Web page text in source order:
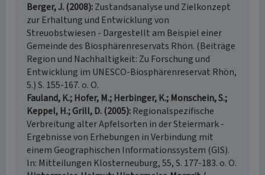
Berger, J. (2008) Zustandsanalyse und Zielkonzept
zur Erhaltung und Entwicklung von
Streuobstwiesen - Dargestellt am Beispiel einer
Gemeinde des Biosphärenreservats Rhön. (Beiträge
Region und Nachhaltigkeit: Zu Forschung und
Entwicklung im UNESCO-Biosphärenreservat Rhön,
5.) S. 155-167. o. O.
Fauland, K.; Hofer, M.; Herbinger, K.; Monschein, S.;
Keppel, H.; Grill, D. (2005) Regionalspezifische
Verbreitung alter Apfelsorten in der Steiermark -
Ergebnisse von Erhebungen in Verbindung mit
einem Geographischen Informationssystem (GIS).
In: Mitteilungen Klosterneuburg, 55, S. 177-183. o. O.